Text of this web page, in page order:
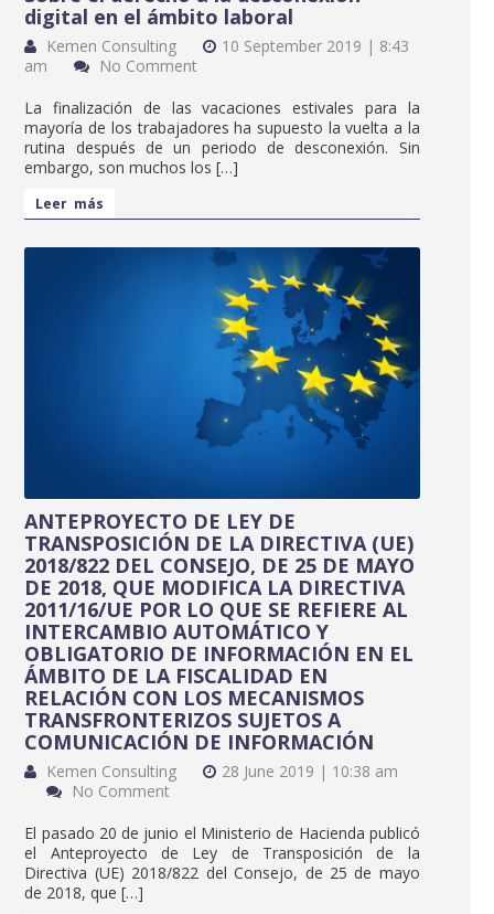
digital en el ámbito laboral
Kemen Consulting
10 September 2019 | 8:43
am
No Comment
La finalización de las vacaciones estivales para la
mayoría de los trabajadores ha supuesto la vuelta a la
rutina después de un periodo de desconexión. Sin
embargo, son muchos los […]
Leer más
ANTEPROYECTO DE LEY DE
TRANSPOSICIÓN DE LA DIRECTIVA (UE)
2018/822 DEL CONSEJO, DE 25 DE MAYO
DE 2018, QUE MODIFICA LA DIRECTIVA
2011/16/UE POR LO QUE SE REFIERE AL
INTERCAMBIO AUTOMÁTICO Y
OBLIGATORIO DE INFORMACIÓN EN EL
ÁMBITO DE LA FISCALIDAD EN
RELACIÓN CON LOS MECANISMOS
TRANSFRONTERIZOS SUJETOS A
COMUNICACIÓN DE INFORMACIÓN
Kemen Consulting
28 June 2019 | 10:38 am
No Comment
El pasado 20 de junio el Ministerio de Hacienda publicó
el Anteproyecto de Ley de Transposición de la
Directiva (UE) 2018/822 del Consejo, de 25 de mayo
de 2018, que […]